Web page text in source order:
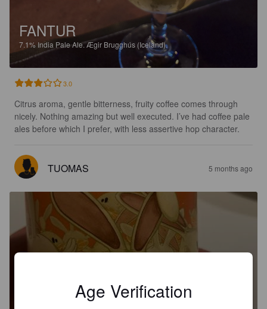
FANTUR
7.1% India Pale Ale.Ægir Brugghús (Iceland).
3.0
Citrus aroma, gentle bitterness, fruity coffee comes through
nicely. Nothing amazing but well executed. I’ve had coffee pale
ales before which I prefer, with less assertive hop character.
TUOMAS 5 months ago
Ægir Brugghús (Iceland).
Age Verification